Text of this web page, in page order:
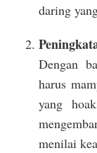
daring
Dengan
harus
yang
menilai